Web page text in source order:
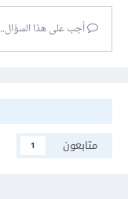
أجب على هذا السؤال...
متابعون
1